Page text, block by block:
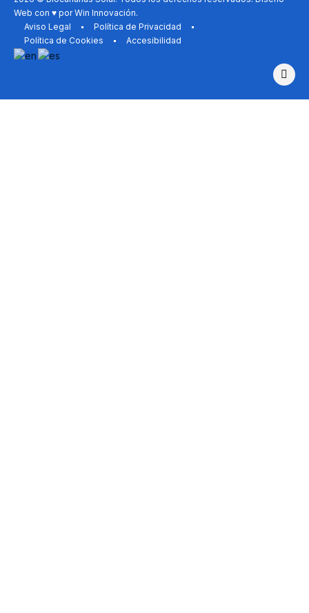
Web con ♥ porWin Innovación.
Aviso Legal
Política de Privacidad
Política de Cookies
Accesibilidad